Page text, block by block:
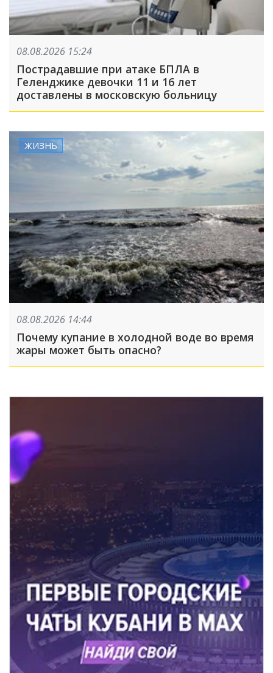
08.08.2026 15:24
Пострадавшие при атаке БПЛА в
Геленджике девочки 11 и 16 лет
доставлены в московскую больницу
ЖИЗНЬ
08.08.2026 14:44
Почему купание в холодной воде во время
жары может быть опасно?